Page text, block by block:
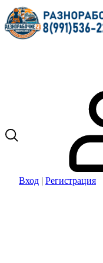
Вход | Регистрация